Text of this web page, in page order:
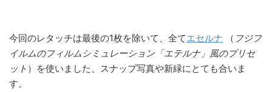
今回のレタッチは最後の1枚を除いて、全てエセルナ （ フジフ
イルムのフィルムシミュレーション「エテルナ」風のプリセ
ット ）を使いました、スナップ写真や新緑にとても合いま
す。